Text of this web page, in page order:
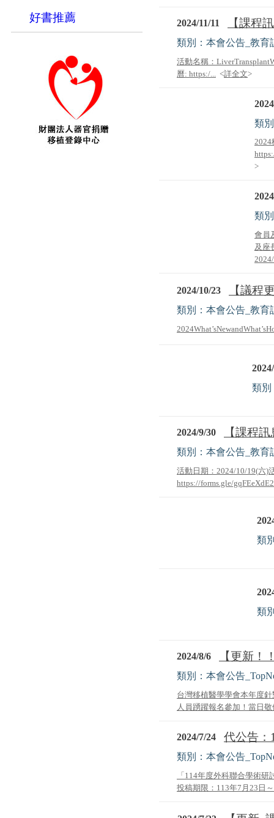
好書推薦 2024/11/11 【課程
類別：本會公告_教育
活動名稱：
曆: https:/... <詳全文>
類
2024
>
類
會員
及座
2024/10/23 【議程
類別：本會公告_教育
類別
2024/9/30 【課程
類別：本會公告_教育
活動日期：2024/10/19(六)
https://forms.gle/
類
類
2024/8/6 【更新！
類別：本會公告
台灣移植醫學學會本年度
人員踴躍報名參加！當日
2024/7/24 代公告：
類別：本會公告
「114年度外科聯合學術
投稿期限：113年7月23日